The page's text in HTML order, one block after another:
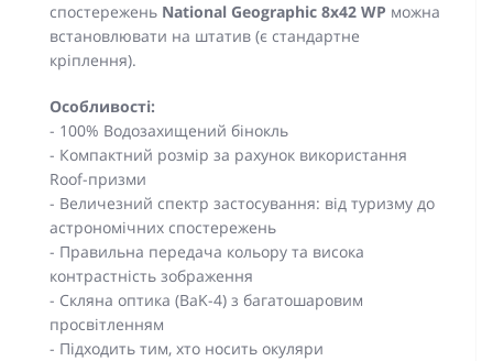
спостережень National Geographic 8x42 WP можна
встановлювати на штатив (є стандартне
кріплення).
Особливості:
- 100% Водозахищений бінокль
- Компактний розмір за рахунок використання
Roof-призми
- Величезний спектр застосування: від туризму до
астрономічних спостережень
- Правильна передача кольору та висока
контрастність зображення
- Скляна оптика (BaK-4) з багатошаровим
просвітленням
- Підходить тим, хто носить окуляри